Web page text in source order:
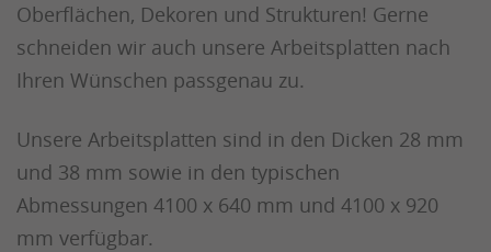
Oberflächen, Dekoren und Strukturen! Gerne
schneiden wir auch unsere Arbeitsplatten nach
Ihren Wünschen passgenau zu.
Unsere Arbeitsplatten sind in den Dicken 28 mm
und 38 mm sowie in den typischen
Abmessungen 4100 x 640 mm und 4100 x 920
mm verfügbar.